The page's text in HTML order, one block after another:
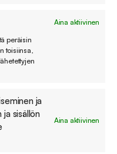
Aina aktiivinen
peräisin
toisiinsa,
ja
ja sisällön
Aina aktiivinen